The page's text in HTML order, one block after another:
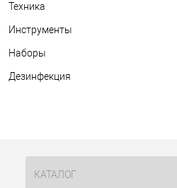
Техника
Инструменты
Наборы
Дезинфекция
КАТАЛОГ